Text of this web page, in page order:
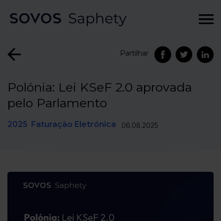
Polónia: Lei KSeF 2.0 aprovada
pelo Parlamento
2025 Faturação Eletrónica 06.08.2025
Partilhar